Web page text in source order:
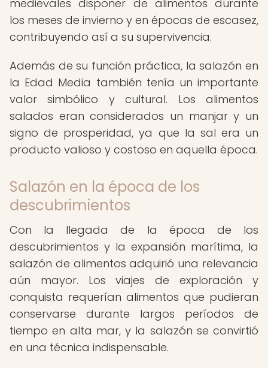
medievales disponer de alimentos durante
los meses de invierno y en épocas de escasez,
contribuyendo así a su supervivencia.
Además de su función práctica, la salazón en
la Edad Media también tenía un importante
valor simbólico y cultural. Los alimentos
salados eran considerados un manjar y un
signo de prosperidad, ya que la sal era un
producto valioso y costoso en aquella época.
Salazón en la época de los
descubrimientos
Con la llegada de la época de los
descubrimientos y la expansión marítima, la
salazón de alimentos adquirió una relevancia
aún mayor. Los viajes de exploración y
conquista requerían alimentos que pudieran
conservarse durante largos períodos de
tiempo en alta mar, y la salazón se convirtió
en una técnica indispensable.